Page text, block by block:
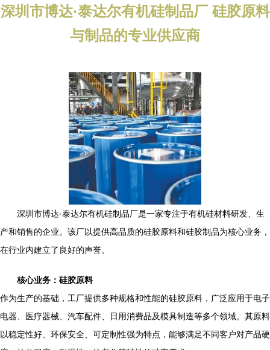
深圳市博达·泰达尔有机硅制品厂 硅胶原料
与制品的专业供应商
深圳市博达·泰达尔有机硅制品厂是一家专注于有机硅材料研发、生
产和销售的企业。该厂以提供高品质的硅胶原料和硅胶制品为核心业务，
在行业内建立了良好的声誉。
核心业务：硅胶原料
作为生产的基础，工厂提供多种规格和性能的硅胶原料，广泛应用于电子
电器、医疗器械、汽车配件、日用消费品及模具制造等多个领域。其原料
以稳定性好、环保安全、可定制性强为特点，能够满足不同客户对产品硬